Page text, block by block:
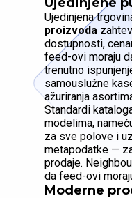
Ujedinjene
Ujedinjena
proizvoda
dostupnosti,
feed-ovi moraju
trenutno
samouslužne
ažuriranja
Standardi
modelima,
za sve polove i
metapodatke —
prodaje.
da feed-ovi
Moderne